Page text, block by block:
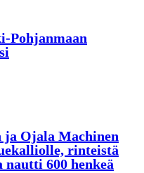
Pohjanmaan
Ojala Machinen
rinteistä
600 henkeä